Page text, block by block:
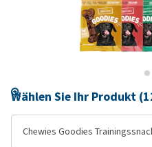
Wählen Sie Ihr Produkt
Chewies Goodies